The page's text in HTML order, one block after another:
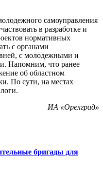
самоуправления
в разработке и
нормативных
с органами
с молодежными и
Напомним, что ранее
об областном
По сути, на местах
ИА «Орелград»
бригады для